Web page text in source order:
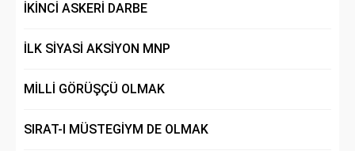
İKİNCİ ASKERİ DARBE
İLK SİYASİ AKSİYON MNP
MİLLİ GÖRÜŞÇÜ OLMAK
SIRAT-I MÜSTEGİYM DE OLMAK